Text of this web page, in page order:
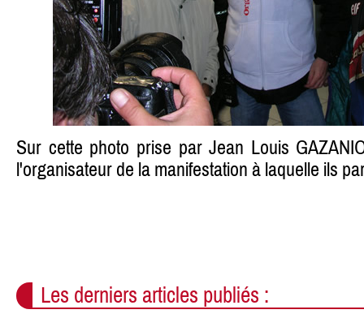
Sur cette photo prise par Jean Louis
l'organisateur de la manifestation à laquelle ils
Les derniers articles publiés :